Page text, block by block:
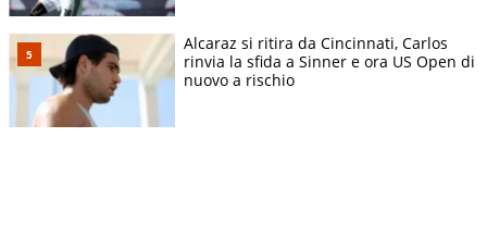
Alcaraz si ritira da Cincinnati, Carlos
rinvia la sfida a Sinner e ora US Open di
nuovo a rischio